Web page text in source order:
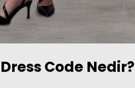
Dress Code